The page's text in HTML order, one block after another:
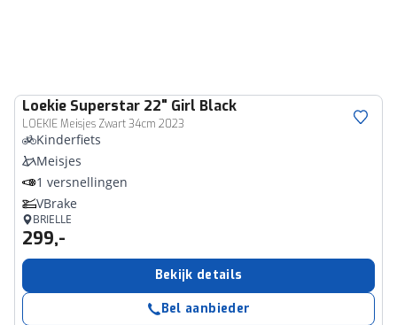
Loekie Superstar 22" Girl Black
LOEKIE Meisjes Zwart 34cm 2023
Kinderfiets
Meisjes
1 versnellingen
VBrake
BRIELLE
299,-
Bekijk details
Bel aanbieder